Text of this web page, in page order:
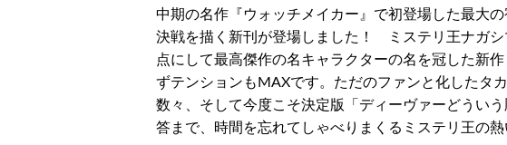
中期の名作『ウォッチメイカー』で初登場した最大
決戦を描く新刊が登場しました！ ミステリ王ナガシ
点にして最高傑作の名キャラクターの名を冠した新
ずテンションもMAXです。ただのファンと化したタ
数々、そして今度こそ決定版「ディーヴァーどうい
答まで、時間を忘れてしゃべりまくるミステリ王の熱